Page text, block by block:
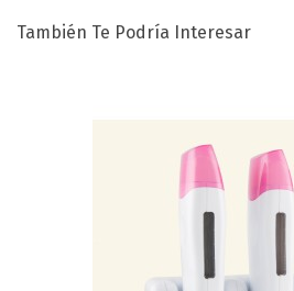
También Te Podría Interesar